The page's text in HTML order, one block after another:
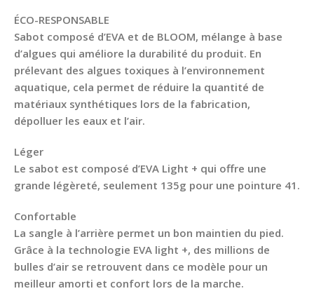
ÉCO-RESPONSABLE
Sabot composé d’EVA et de BLOOM, mélange à base
d’algues qui améliore la durabilité du produit. En
prélevant des algues toxiques à l’environnement
aquatique, cela permet de réduire la quantité de
matériaux synthétiques lors de la fabrication,
dépolluer les eaux et l’air.
Léger
Le sabot est composé d’EVA Light + qui offre une
grande légèreté, seulement 135g pour une pointure 41.
Confortable
La sangle à l’arrière permet un bon maintien du pied.
Grâce à la technologie EVA light +, des millions de
bulles d’air se retrouvent dans ce modèle pour un
meilleur amorti et confort lors de la marche.